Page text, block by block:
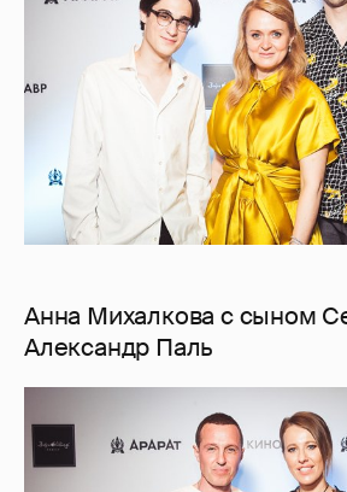
Анна Михалкова с сыном
Александр Паль